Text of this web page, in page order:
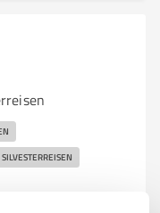
SILVESTERREISEN